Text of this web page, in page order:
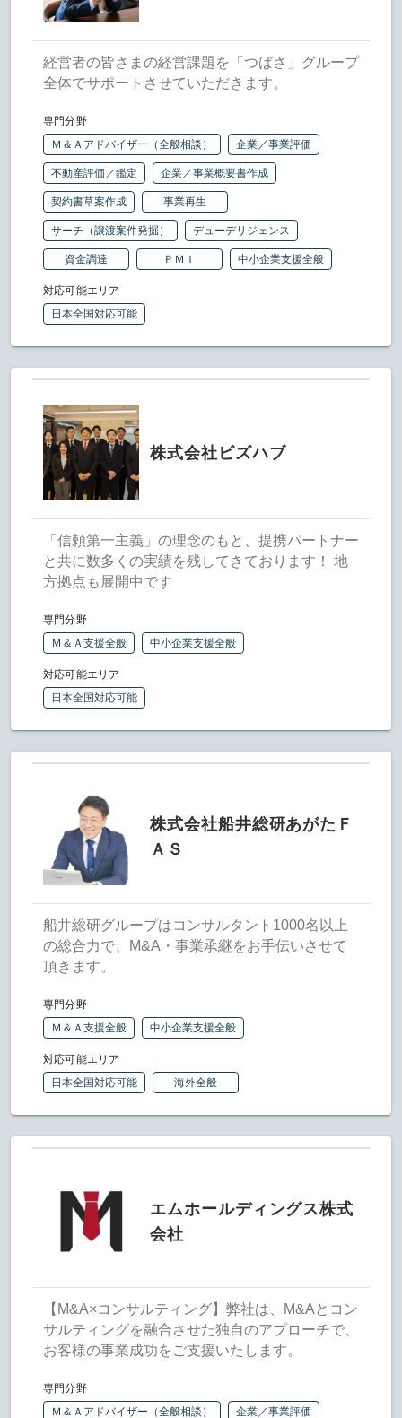
経営者の皆さまの経営課題を「つばさ」グループ
全体でサポートさせていただきます。
専門分野
Ｍ＆Ａアドバイザー（全般相談）
企業／事業評価
不動産評価／鑑定 企業／事業概要書作成
契約書草案作成 事業再生
サーチ（譲渡案件発掘） デューデリジェンス
資金調達 ＰＭＩ 中小企業支援全般
対応可能エリア
日本全国対応可能
株式会社ビズハブ
「信頼第一主義」の理念のもと、提携パートナー
と共に数多くの実績を残してきております！ 地
方拠点も展開中です
専門分野
Ｍ＆Ａ支援全般
中小企業支援全般
対応可能エリア
日本全国対応可能
株式会社船井総研あがたＦ
ＡＳ
船井総研グループはコンサルタント1000名以上
の総合力で、M&A・事業承継をお手伝いさせて
頂きます。
専門分野
Ｍ＆Ａ支援全般
中小企業支援全般
対応可能エリア
日本全国対応可能
海外全般
エムホールディングス株式
会社
【M&A×コンサルティング】弊社は、M&Aとコン
サルティングを融合させた独自のアプローチで、
お客様の事業成功をご支援いたします。
専門分野
Ｍ＆Ａアドバイザー（全般相談）
企業／事業評価